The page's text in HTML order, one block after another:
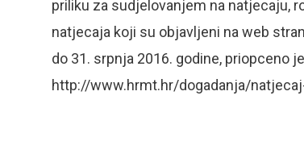
priliku za sudjelovanjem na natjecaju,
natjecaja koji su objavljeni na web
do 31. srpnja 2016. godine, priopceno
http://www.hrmt.hr/dogadanja/